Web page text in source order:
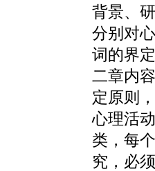
背景、
分别对
词的界
二章内
定原则
心理活
类，每
究，必